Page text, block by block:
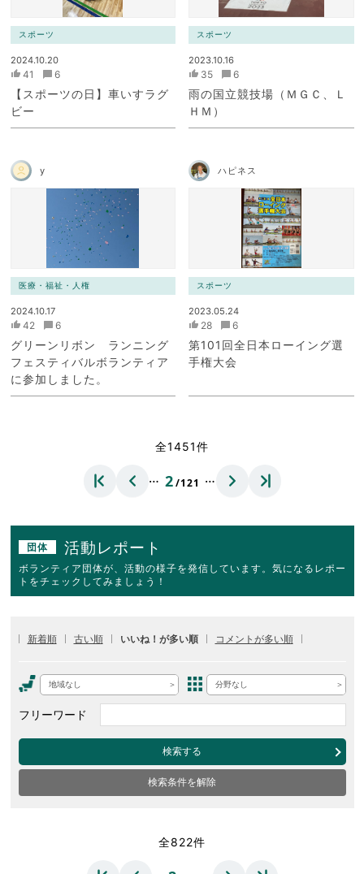
スポーツ
2024.10.20
41 6
【スポーツの日】車いすラグ
ビー
スポーツ
2023.10.16
35 6
雨の国立競技場（ＭＧＣ、Ｌ
ＨＭ）
y
医療・福祉・人権
2024.10.17
42 6
グリーンリボン ランニング
フェスティバルボランティア
に参加しました。
ハピネス
スポーツ
2023.05.24
28 6
第101回全日本ローイング選
手権大会
全1451件
… 2/121 …
団体 活動レポート
ボランティア団体が、活動の様子を発信しています。気になるレポー
トをチェックしてみましょう！
新着順 古い順 いいね！が多い順 コメントが多い順
地域なし 分野なし
フリーワード
検索する
検索条件を解除
全822件